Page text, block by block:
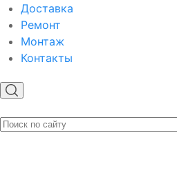
Доставка
Ремонт
Монтаж
Контакты